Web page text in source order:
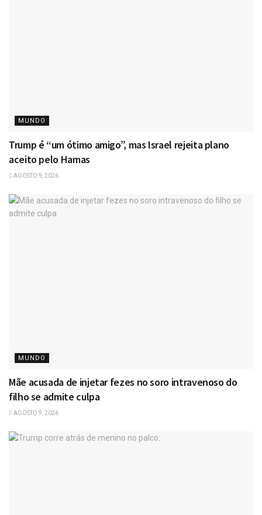
MUNDO
Trump é “um ótimo amigo”, mas Israel rejeita plano
aceito pelo Hamas
AGOSTO 9, 2026
MUNDO
Mãe acusada de injetar fezes no soro intravenoso do
filho se admite culpa
AGOSTO 9, 2026